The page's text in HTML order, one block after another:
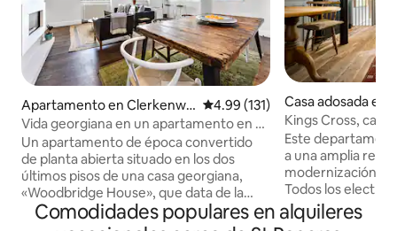
Apartamento en Clerkenwe
ll
Calificación promedio: 4.99 de
4.99 (131)
Vida georgiana en un apartamento en el
corazón de Clerkenwell
Un apartamento de época convertido
de planta abierta situado en los dos
últimos pisos de una casa georgiana,
«Woodbridge House», que data de la
década de 1760. Con espacio para
cuatro personas, consta de un
Casa adosada en
Kings Cross,
privado
Este
a una amplia
modernización a
Todos los
actualizados NEFF, etc. POR
EN CUENTA Para
Comodidades populares en alquileres